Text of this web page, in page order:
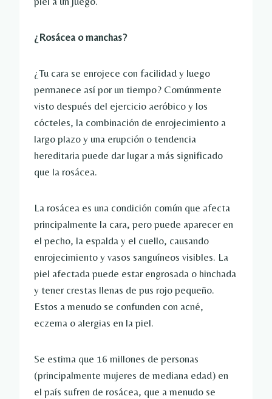
¿Rosácea o manchas?
¿Tu cara se enrojece con facilidad y luego
permanece así por un tiempo? Comúnmente
visto después del ejercicio aeróbico y los
cócteles, la combinación de enrojecimiento a
largo plazo y una erupción o tendencia
hereditaria puede dar lugar a más significado
que la rosácea.
La rosácea es una condición común que afecta
principalmente la cara, pero puede aparecer en
el pecho, la espalda y el cuello, causando
enrojecimiento y vasos sanguíneos visibles. La
piel afectada puede estar engrosada o hinchada
y tener crestas llenas de pus rojo pequeño.
Estos a menudo se confunden con acné,
eczema o alergias en la piel.
Se estima que 16 millones de personas
(principalmente mujeres de mediana edad) en
el país sufren de rosácea, que a menudo se